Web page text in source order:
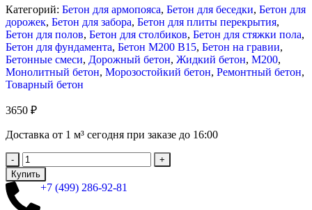
Категорий: Бетон для армопояса, Бетон для беседки, Бетон для
дорожек, Бетон для забора, Бетон для плиты перекрытия,
Бетон для полов, Бетон для столбиков, Бетон для стяжки пола,
Бетон для фундамента, Бетон М200 В15, Бетон на гравии,
Бетонные смеси, Дорожный бетон, Жидкий бетон, М200,
Монолитный бетон, Морозостойкий бетон, Ремонтный бетон,
Товарный бетон
3650 ₽
Доставка от 1 м³ сегодня при заказе до 16:00
Купить
+7 (499) 286-92-81